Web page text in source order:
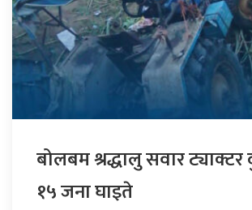
बोलबम श्रद्धालु सवार ट्याक्टर
१५ जना घाइते